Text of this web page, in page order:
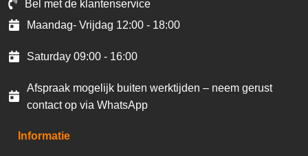
Bel met de klantenservice
Maandag- Vrijdag 12:00 - 18:00
Saturday 09:00 - 16:00
Afspraak mogelijk buiten werktijden – neem gerust
contact op via WhatsApp
Informatie